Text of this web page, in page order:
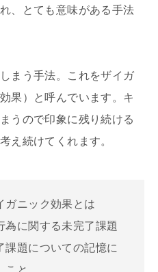
、とても意味がある手法
まう手法。これをザイガ
果）と呼んでいます。キ
うので印象に残り続ける
え続けてくれます。
ガニック効果とは
為に関する未完了課題
課題についての記憶に
こと